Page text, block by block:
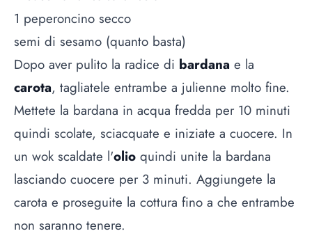
1 peperoncino secco
semi di sesamo (quanto basta)
Dopo aver pulito la radice di bardana e la
carota, tagliatele entrambe a julienne molto fine.
Mettete la bardana in acqua fredda per 10 minuti
quindi scolate, sciacquate e iniziate a cuocere. In
un wok scaldate l'olio quindi unite la bardana
lasciando cuocere per 3 minuti. Aggiungete la
carota e proseguite la cottura fino a che entrambe
non saranno tenere.